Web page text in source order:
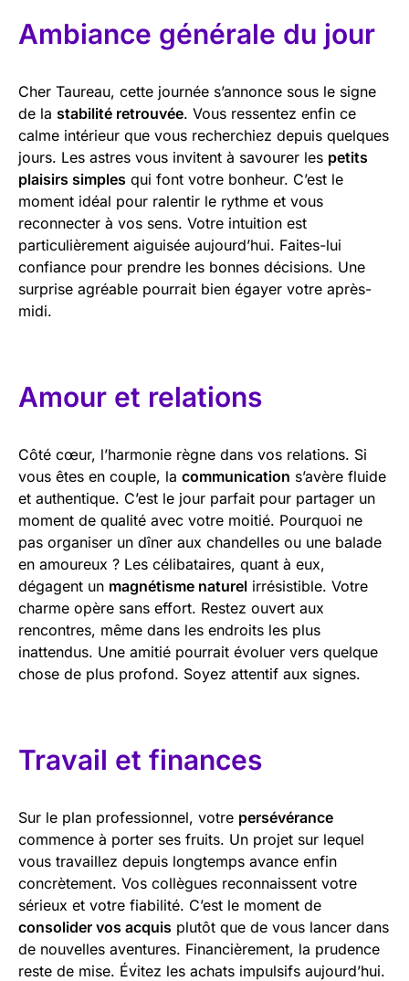
Ambiance générale du jour
Cher Taureau, cette journée s’annonce sous le signe
de la stabilité retrouvée. Vous ressentez enfin ce
calme intérieur que vous recherchiez depuis quelques
jours. Les astres vous invitent à savourer les petits
plaisirs simples qui font votre bonheur. C’est le
moment idéal pour ralentir le rythme et vous
reconnecter à vos sens. Votre intuition est
particulièrement aiguisée aujourd’hui. Faites-lui
confiance pour prendre les bonnes décisions. Une
surprise agréable pourrait bien égayer votre après-
midi.
Amour et relations
Côté cœur, l’harmonie règne dans vos relations. Si
vous êtes en couple, la communication s’avère fluide
et authentique. C’est le jour parfait pour partager un
moment de qualité avec votre moitié. Pourquoi ne
pas organiser un dîner aux chandelles ou une balade
en amoureux ? Les célibataires, quant à eux,
dégagent un magnétisme naturel irrésistible. Votre
charme opère sans effort. Restez ouvert aux
rencontres, même dans les endroits les plus
inattendus. Une amitié pourrait évoluer vers quelque
chose de plus profond. Soyez attentif aux signes.
Travail et finances
Sur le plan professionnel, votre persévérance
commence à porter ses fruits. Un projet sur lequel
vous travaillez depuis longtemps avance enfin
concrètement. Vos collègues reconnaissent votre
sérieux et votre fiabilité. C’est le moment de
consolider vos acquis plutôt que de vous lancer dans
de nouvelles aventures. Financièrement, la prudence
reste de mise. Évitez les achats impulsifs aujourd’hui.